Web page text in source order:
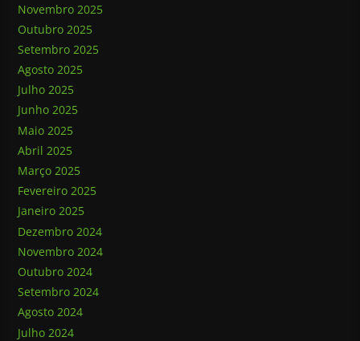
Novembro 2025
Outubro 2025
Setembro 2025
Agosto 2025
Julho 2025
Junho 2025
Maio 2025
Abril 2025
Março 2025
Fevereiro 2025
Janeiro 2025
Dezembro 2024
Novembro 2024
Outubro 2024
Setembro 2024
Agosto 2024
Julho 2024